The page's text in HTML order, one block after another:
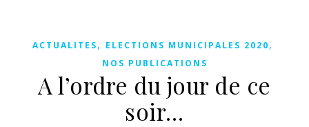
ACTUALITES, ELECTIONS MUNICIPALES 2020,
NOS PUBLICATIONS
A l’ordre du jour de ce
soir…